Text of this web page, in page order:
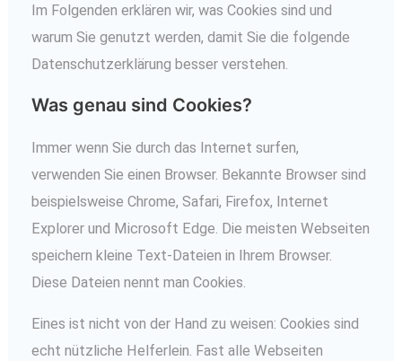
Im Folgenden erklären wir, was Cookies sind und
warum Sie genutzt werden, damit Sie die folgende
Datenschutzerklärung besser verstehen.
Was genau sind Cookies?
Immer wenn Sie durch das Internet surfen,
verwenden Sie einen Browser. Bekannte Browser sind
beispielsweise Chrome, Safari, Firefox, Internet
Explorer und Microsoft Edge. Die meisten Webseiten
speichern kleine Text-Dateien in Ihrem Browser.
Diese Dateien nennt man Cookies.
Eines ist nicht von der Hand zu weisen: Cookies sind
echt nützliche Helferlein. Fast alle Webseiten